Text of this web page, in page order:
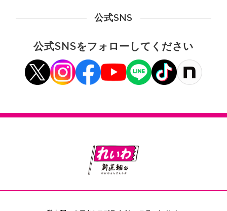
公式SNS
公式SNSをフォローしてください